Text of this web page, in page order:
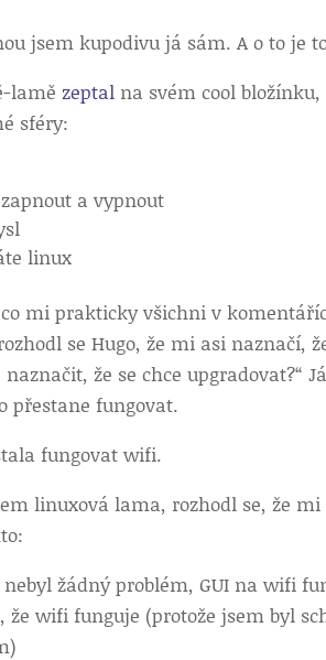
jsem kupodivu já sám. A o to je
lamězeptal na svém cool
sféry:
a vypnout
linux
mi prakticky všichni v
se Hugo, že mi asi naznačí,
že se chce upgradovat?“
přestane fungovat.
fungovat wifi.
linuxová lama, rozhodl se, že
žádný problém, GUI na wifi
wifi funguje (protože jsem byl